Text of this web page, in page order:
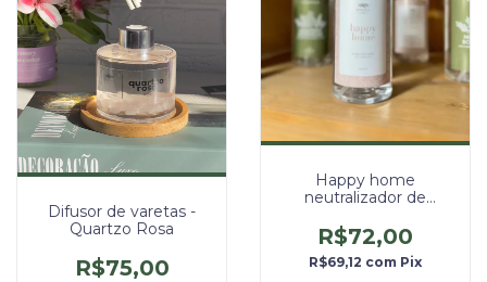
Difusor de varetas -
Quartzo Rosa
R$75,00
Happy home
neutralizador de
R$72,00
R$69,12 com Pix